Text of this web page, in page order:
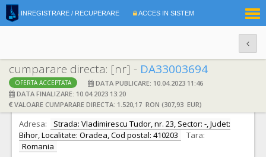
INREGISTRARE / RECUPERARE ACCES IN SISTEM
cumparare directa: [nr] - DA33003694
OFERTA ACCEPTATA
DATA PUBLICARE: 10.04.2023 11:46
DATA FINALIZARE: 10.04.2023 13:20
VALOARE CUMPARARE DIRECTA: 1.520,17 RON (307,93 EUR)
DATE IDENTIFICARE OFERTANT
Ofertant: S.C. Victor S.R.L. CIF: 68170
Adresa:
Strada: Vladimirescu Tudor, nr. 23, Sector: -, Judet:
Bihor, Localitate: Oradea, Cod postal: 410203
Tara:
Romania